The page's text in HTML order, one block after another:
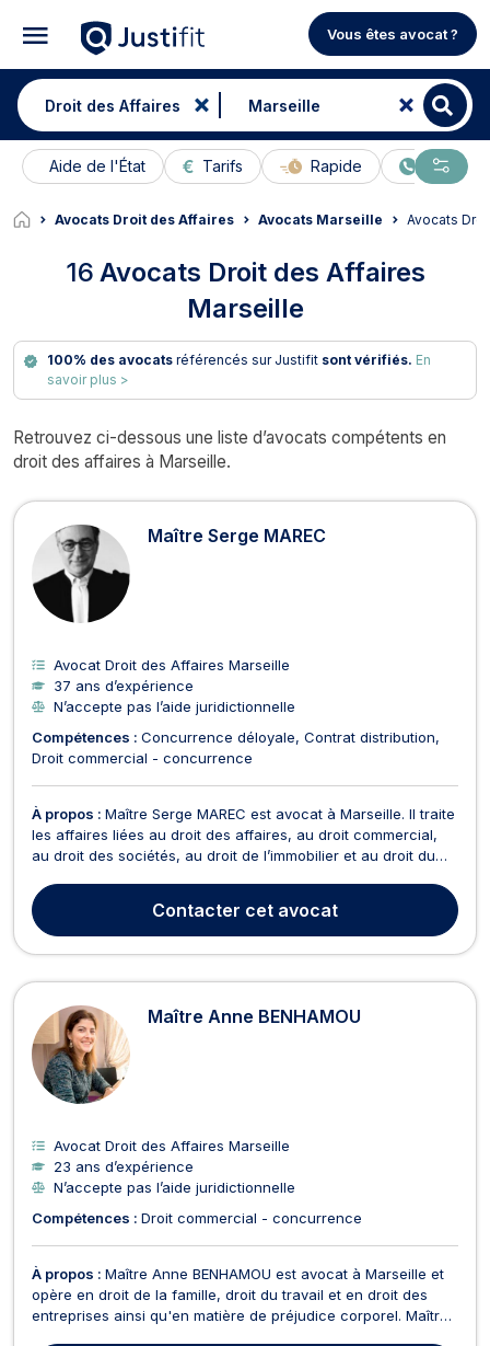
Vous êtes avocat ?
Aide de l'État Tarifs Rapide En ligne
Avocats Droit des Affaires Avocats Marseille Avocats
16 Avocats Droit des Affaires
Marseille
100% des avocatsréférencés sur Justifit sont vérifiés. En
savoir plus >
Retrouvez ci-dessous une liste d’avocats compétents en
droit des affaires à Marseille.
Avocats en Droit des Affaires à
Maître Serge MAREC
Avocat Droit des Affaires Marseille
37 ans d’expérience
N’accepte pas l’aide juridictionnelle
Compétences : Concurrence déloyale Contrat distribution
Droit commercial - concurrence
À propos : Maître Serge MAREC est avocat à Marseille. Il traite
les affaires liées au droit des affaires, au droit commercial,
au droit des sociétés, au droit de l’immobilier et au droit du
des dossiers touchant à la restructuration et l’optimisation de
groupes, aux transfert...Contacter cet avocat
Maître Anne BENHAMOU
Avocat Droit des Affaires Marseille
23 ans d’expérience
N’accepte pas l’aide juridictionnelle
Compétences : Droit commercial - concurrence
À propos : Maître Anne BENHAMOU est avocat à Marseille et
opère en droit de la famille, droit du travail et en droit des
entreprises ainsi qu'en matière de préjudice corporel. Maître